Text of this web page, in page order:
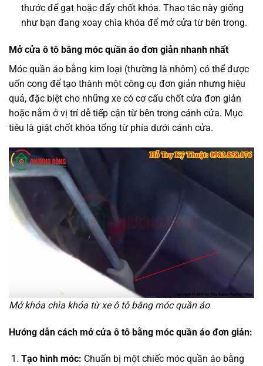
thước để gạt hoặc đẩy chốt khóa. Thao tác này giống
như bạn đang xoay chìa khóa để mở cửa từ bên trong.
Mở cửa ô tô bằng móc quần áo đơn giản nhanh nhất
Móc quần áo bằng kim loại (thường là nhôm) có thể được
uốn cong để tạo thành một công cụ đơn giản nhưng hiệu
quả, đặc biệt cho những xe có cơ cấu chốt cửa đơn giản
hoặc nằm ở vị trí dễ tiếp cận từ bên trong cánh cửa. Mục
tiêu là giật chốt khóa tổng từ phía dưới cánh cửa.
Mở khóa chìa khóa từ xe ô tô bằng móc quần áo
Hướng dẫn cách mở cửa ô tô bằng móc quần áo đơn giản:
Tạo hình móc: Chuẩn bị một chiếc móc quần áo bằng